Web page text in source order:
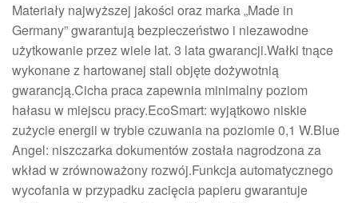
Materiały najwyższej jakości oraz marka „Made in
Germany” gwarantują bezpieczeństwo i niezawodne
użytkowanie przez wiele lat. 3 lata gwarancji.Wałki tnące
wykonane z hartowanej stali objęte dożywotnią
gwarancją.Cicha praca zapewnia minimalny poziom
hałasu w miejscu pracy.EcoSmart: wyjątkowo niskie
zużycie energii w trybie czuwania na poziomie 0,1 W.Blue
Angel: niszczarka dokumentów została nagrodzona za
wkład w zrównoważony rozwój.Funkcja automatycznego
wycofania w przypadku zacięcia papieru gwarantuje